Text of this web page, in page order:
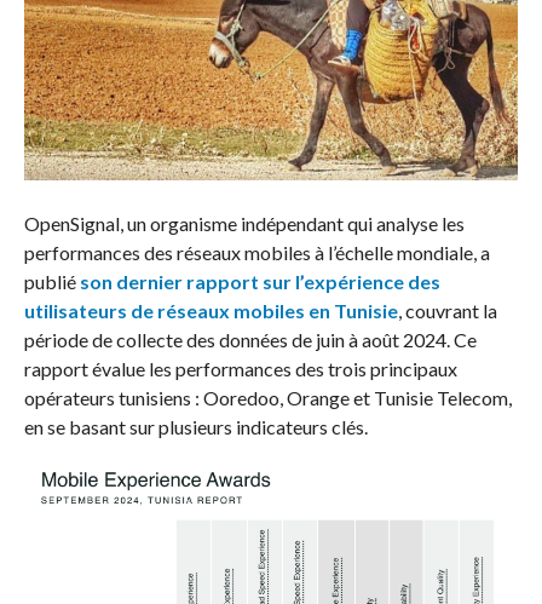
OpenSignal, un organisme indépendant qui analyse les
performances des réseaux mobiles à l’échelle mondiale, a
publié son dernier rapport sur l’expérience des
utilisateurs de réseaux mobiles en Tunisie, couvrant la
période de collecte des données de juin à août 2024. Ce
rapport évalue les performances des trois principaux
opérateurs tunisiens : Ooredoo, Orange et Tunisie Telecom,
en se basant sur plusieurs indicateurs clés.